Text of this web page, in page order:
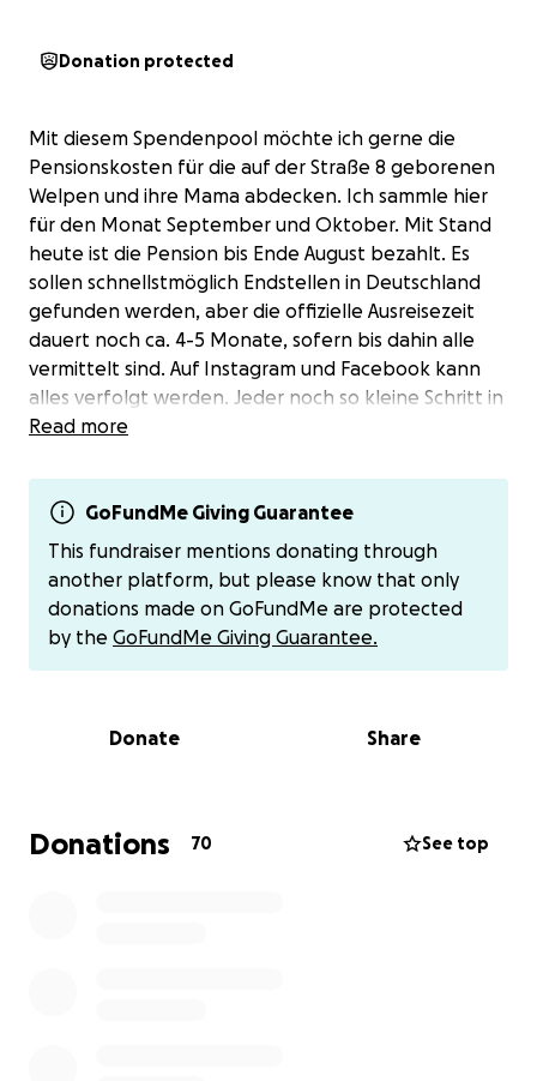
Donation protected
Mit diesem Spendenpool möchte ich gerne die
Pensionskosten für die auf der Straße 8 geborenen
Welpen und ihre Mama abdecken. Ich sammle hier
für den Monat September und Oktober. Mit Stand
heute ist die Pension bis Ende August bezahlt. Es
sollen schnellstmöglich Endstellen in Deutschland
gefunden werden, aber die offizielle Ausreisezeit
dauert noch ca. 4-5 Monate, sofern bis dahin alle
vermittelt sind. Auf Instagram und Facebook kann
alles verfolgt werden. Jeder noch so kleine Schritt in
dieser Angelegenheit. Dieser Spendenpool betrifft
Hund ca. 950 Euro lasse ich weiter über Paypal und
die Bank laufen. In diesen Kosten ist alles abgedeckt
(Impfungen, Chip, Kastration, Pässe und Flug). Ich
möchte die anfallenden Kosten gerne so
transparent wie möglich für euch im überblick
halten. Ich freue mich über eure Unterstützung,
ERGÄNZUNG UND ÄNDERUNG DER GESCHICHTE, DA
Mit diesem Spendenpool möchte ich gerne die
Read more
GoFundMe Giving Guarantee
This fundraiser mentions donating through
another platform, but please know that only
donations made on GoFundMe are protected
by the GoFundMe Giving Guarantee.
Donate Share
Donations 70 See top